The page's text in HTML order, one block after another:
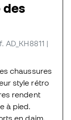
des
AD_KH8811 |
chaussures
style rétro
rendent
à pied.
en daim,